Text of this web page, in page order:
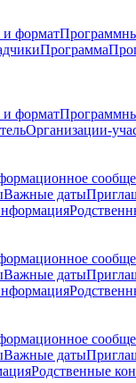
и формат
Программа
и формат
Организации-
Важные даты
Важные даты
Важные даты
Родственные